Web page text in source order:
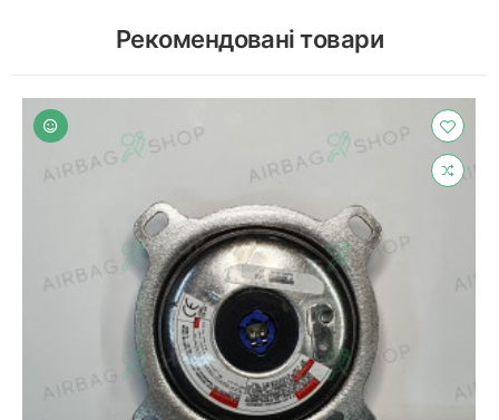
Рекомендовані товари